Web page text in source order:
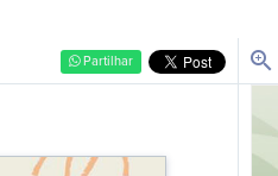
Partilhar zoom_in